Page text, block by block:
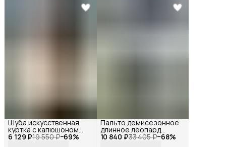
6 129 ₽19 550 ₽−69%
Шуба искусственная
куртка с капюшоном
меховая бежевая, 10 840 ₽33 405 ₽−68%
Пальто демисезонное
длинное леопард
оверсайз, Reversal, YD-